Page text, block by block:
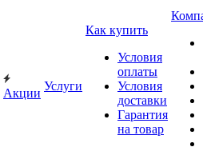
Акции
Услуги
Как купить
Условия
оплаты
Условия
доставки
Гарантия
на товар